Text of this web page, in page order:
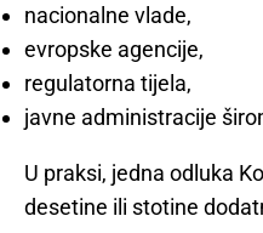
nacionalne vlade,
evropske agencije,
regulatorna tijela,
javne administracije
U praksi, jedna odluka
desetine ili stotine